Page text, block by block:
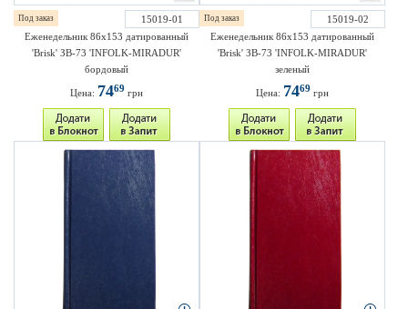
Под заказ
15019-01
Еженедельник 86х153 датированный
'Brisk' ЗВ-73 'INFOLK-MIRADUR'
бордовый
Цена: 7469 грн
Под заказ
15019-02
Еженедельник 86х153 датированный
'Brisk' ЗВ-73 'INFOLK-MIRADUR'
зеленый
Цена: 7469 грн